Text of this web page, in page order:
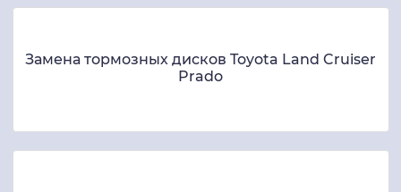
Замена тормозных дисков Toyota Land Cruiser
Prado